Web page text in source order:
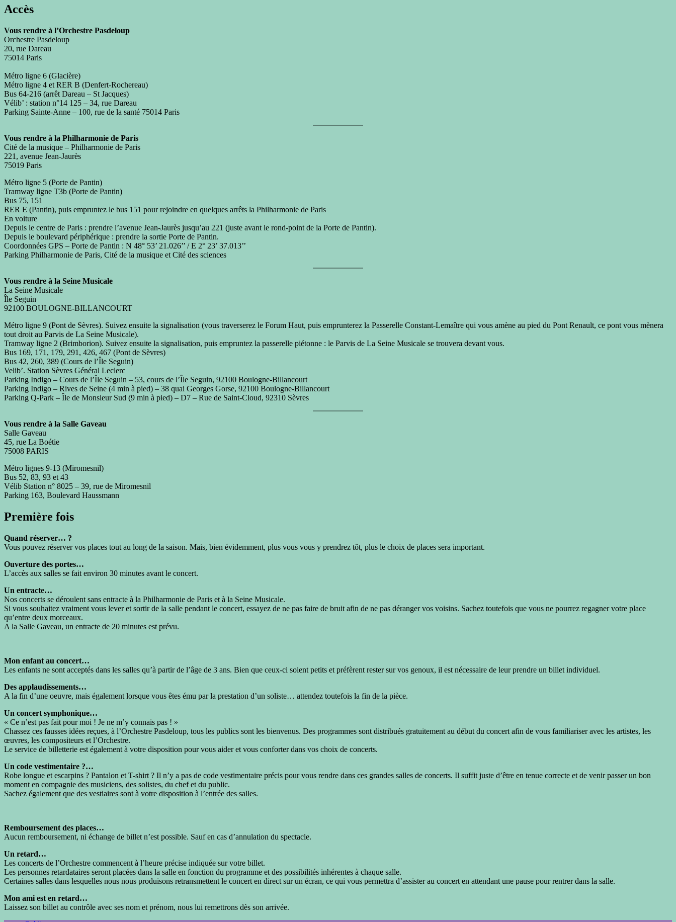
Accès
Vous rendre à l’Orchestre Pasdeloup
Orchestre Pasdeloup
20, rue Dareau
75014 Paris
Métro ligne 6 (Glacière)
Métro ligne 4 et RER B (Denfert-Rochereau)
Bus 64-216 (arrêt Dareau – St Jacques)
Vélib’ : station n°14 125 – 34, rue Dareau
Parking Sainte-Anne – 100, rue de la santé 75014 Paris
Vous rendre à la Philharmonie de Paris
Cité de la musique – Philharmonie de Paris
221, avenue Jean-Jaurès
75019 Paris
Métro ligne 5 (Porte de Pantin)
Tramway ligne T3b (Porte de Pantin)
Bus 75, 151
RER E (Pantin), puis empruntez le bus 151 pour rejoindre en quelques arrêts la Philharmonie de Paris
En voiture
Depuis le centre de Paris : prendre l’avenue Jean-Jaurès jusqu’au 221 (juste avant le rond-point de la Porte de Pantin).
Depuis le boulevard périphérique : prendre la sortie Porte de Pantin.
Coordonnées GPS – Porte de Pantin : N 48° 53’ 21.026’’ / E 2° 23’ 37.013’’
Parking Philharmonie de Paris, Cité de la musique et Cité des sciences
Vous rendre à la Seine Musicale
La Seine Musicale
Île Seguin
92100 BOULOGNE-BILLANCOURT
Métro ligne 9 (Pont de Sèvres). Suivez ensuite la signalisation (vous traverserez le Forum Haut, puis emprunterez la Passerelle Constant-Lemaître qui vous amène au pied du Pont Renault, ce pont vous mènera
tout droit au Parvis de La Seine Musicale).
Tramway ligne 2 (Brimborion). Suivez ensuite la signalisation, puis empruntez la passerelle piétonne : le Parvis de La Seine Musicale se trouvera devant vous.
Bus 169, 171, 179, 291, 426, 467 (Pont de Sèvres)
Bus 42, 260, 389 (Cours de l’Île Seguin)
Velib’. Station Sèvres Général Leclerc
Parking Indigo – Cours de l’Île Seguin – 53, cours de l’Île Seguin, 92100 Boulogne-Billancourt
Parking Indigo – Rives de Seine (4 min à pied) – 38 quai Georges Gorse, 92100 Boulogne-Billancourt
Parking Q-Park – Île de Monsieur Sud (9 min à pied) – D7 – Rue de Saint-Cloud, 92310 Sèvres
Vous rendre à la Salle Gaveau
Salle Gaveau
45, rue La Boétie
75008 PARIS
Métro lignes 9-13 (Miromesnil)
Bus 52, 83, 93 et 43
Vélib Station n° 8025 – 39, rue de Miromesnil
Parking 163, Boulevard Haussmann
Première fois
Quand réserver… ?
Vous pouvez réserver vos places tout au long de la saison. Mais, bien évidemment, plus vous vous y prendrez tôt, plus le choix de places sera important.
Ouverture des portes…
L’accès aux salles se fait environ 30 minutes avant le concert.
Un entracte…
Nos concerts se déroulent sans entracte à la Philharmonie de Paris et à la Seine Musicale.
Si vous souhaitez vraiment vous lever et sortir de la salle pendant le concert, essayez de ne pas faire de bruit afin de ne pas déranger vos voisins. Sachez toutefois que vous ne pourrez regagner votre place
qu’entre deux morceaux.
A la Salle Gaveau, un entracte de 20 minutes est prévu.
Mon enfant au concert…
Les enfants ne sont acceptés dans les salles qu’à partir de l’âge de 3 ans. Bien que ceux-ci soient petits et préfèrent rester sur vos genoux, il est nécessaire de leur prendre un billet individuel.
Des applaudissements…
A la fin d’une oeuvre, mais également lorsque vous êtes ému par la prestation d’un soliste… attendez toutefois la fin de la pièce.
Un concert symphonique…
« Ce n’est pas fait pour moi ! Je ne m’y connais pas ! »
Chassez ces fausses idées reçues, à l’Orchestre Pasdeloup, tous les publics sont les bienvenus. Des programmes sont distribués gratuitement au début du concert afin de vous familiariser avec les artistes, les
œuvres, les compositeurs et l’Orchestre.
Le service de billetterie est également à votre disposition pour vous aider et vous conforter dans vos choix de concerts.
Un code vestimentaire ?…
Robe longue et escarpins ? Pantalon et T-shirt ? Il n’y a pas de code vestimentaire précis pour vous rendre dans ces grandes salles de concerts. Il suffit juste d’être en tenue correcte et de venir passer un bon
moment en compagnie des musiciens, des solistes, du chef et du public.
Sachez également que des vestiaires sont à votre disposition à l’entrée des salles.
Remboursement des places…
Aucun remboursement, ni échange de billet n’est possible. Sauf en cas d’annulation du spectacle.
Un retard…
Les concerts de l’Orchestre commencent à l’heure précise indiquée sur votre billet.
Les personnes retardataires seront placées dans la salle en fonction du programme et des possibilités inhérentes à chaque salle.
Certaines salles dans lesquelles nous nous produisons retransmettent le concert en direct sur un écran, ce qui vous permettra d’assister au concert en attendant une pause pour rentrer dans la salle.
Mon ami est en retard…
Laissez son billet au contrôle avec ses nom et prénom, nous lui remettrons dès son arrivée.